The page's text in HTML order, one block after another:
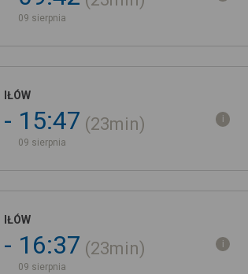
09 sierpnia
IŁÓW
15:47
09 sierpnia
23min
IŁÓW
16:37
09 sierpnia
23min